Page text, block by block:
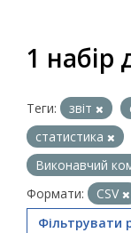
1 набір
Теги: звіт
статистика
Виконавчий
Формати:
CSV
Фільтрувати